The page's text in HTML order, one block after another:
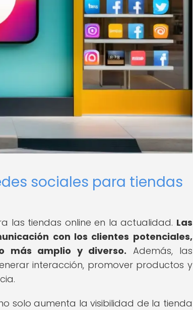
sociales para tiendas
las tiendas online en la actualidad. Las
con los clientes potenciales,
más amplio y diverso. Además, las
interacción, promover productos y
solo aumenta la visibilidad de la tienda